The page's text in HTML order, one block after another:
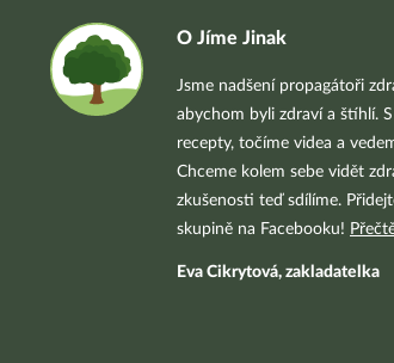
O Jíme Jinak
Jsme nadšení propagátoři
abychom byli zdraví a štíhlí.
recepty, točíme videa a
Chceme kolem sebe vidět
zkušenosti teď sdílíme.
skupině na Facebooku!
Eva Cikrytová, zakladatelka